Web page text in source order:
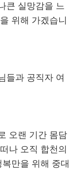
큰 실망감을 느
위해 가겠습니
들과 공직자 여
오랜 기간 몸담
나 오직 합천의
만을 위해 중대